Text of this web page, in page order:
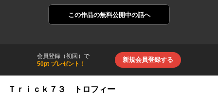
この作品の無料公開中の話へ
会員登録（初回）で
50pt プレゼント！
新規会員登録する
Ｔｒｉｃｋ７３ トロフィー